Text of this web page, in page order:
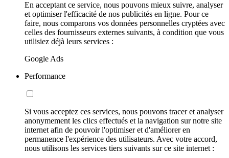
En acceptant ce service, nous pouvons mieux suivre, analyser
et optimiser l'efficacité de nos publicités en ligne. Pour ce
faire, nous comparons vos données personnelles cryptées avec
celles des fournisseurs externes suivants, à condition que vous
utilisiez déjà leurs services :
Google Ads
Performance
Si vous acceptez ces services, nous pouvons tracer et analyser
anonymement les clics effectués et la navigation sur notre site
internet afin de pouvoir l'optimiser et d'améliorer en
permanence l'expérience des utilisateurs. Avec votre accord,
nous utilisons les services tiers suivants sur ce site internet :